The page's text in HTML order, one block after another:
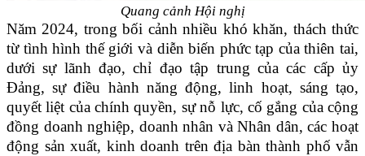
Quang cảnh Hội nghị
Năm 2024, trong bối cảnh nhiều khó khăn, thách thức
từ tình hình thế giới và diễn biến phức tạp của thiên tai,
dưới sự lãnh đạo, chỉ đạo tập trung của các cấp ủy
Đảng, sự điều hành năng động, linh hoạt, sáng tạo,
quyết liệt của chính quyền, sự nỗ lực, cố gắng của cộng
đồng doanh nghiệp, doanh nhân và Nhân dân, các hoạt
động sản xuất, kinh doanh trên địa bàn thành phố vẫn